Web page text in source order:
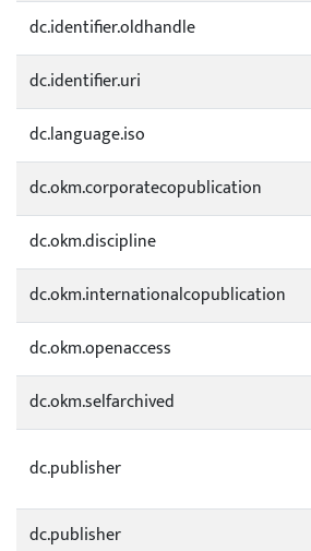
dc.identifier.oldhandle
dc.identifier.uri
dc.language.iso
dc.okm.corporatecopublication
dc.okm.discipline
dc.okm.internationalcopublication
dc.okm.openaccess
dc.okm.selfarchived
dc.publisher
dc.publisher